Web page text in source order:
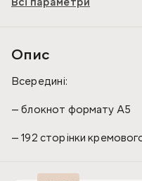
Опис
Всередині:
— блокнот формату A5
— 192 сторінки